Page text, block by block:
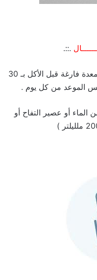
.::.
يؤخذ إكسجيد مرة واحدة يومياً على معدة فارغة قبل الأكل بـ 30
الموعد من كل يوم .
أو عصير التفاح أو